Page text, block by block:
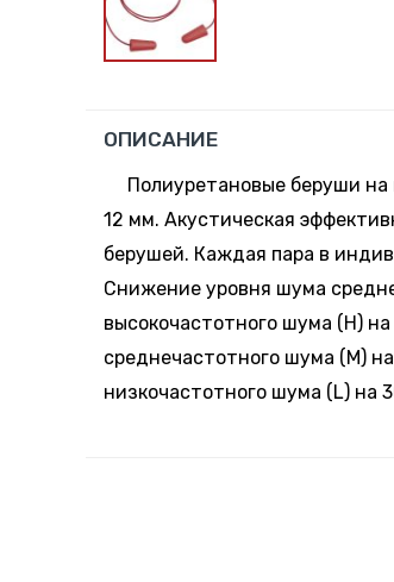
ОПИСАНИЕ
Полиуретановые беруши
12 мм. Акустическая
берушей. Каждая пара в
Снижение уровня шума
высокочастотного шума (H)
среднечастотного шума (M)
низкочастотного шума (L) на